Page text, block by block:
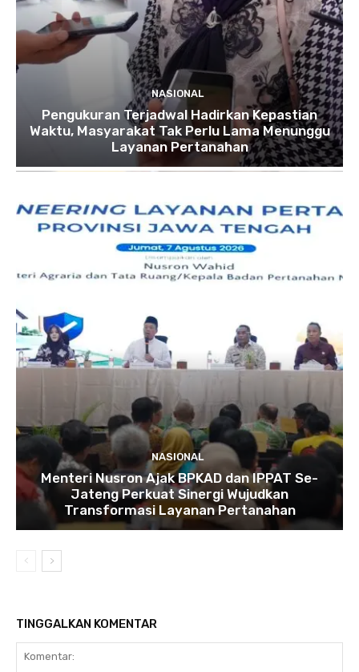
NASIONAL
Pengukuran Terjadwal Hadirkan Kepastian
Waktu, Masyarakat Tak Perlu Lama Menunggu
Layanan Pertanahan
NASIONAL
Menteri Nusron Ajak BPKAD dan IPPAT Se-
Jateng Perkuat Sinergi Wujudkan
Transformasi Layanan Pertanahan
TINGGALKAN KOMENTAR